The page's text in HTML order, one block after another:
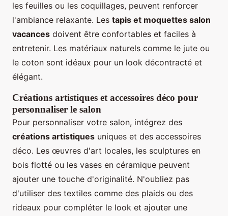
les feuilles ou les coquillages, peuvent renforcer
l'ambiance relaxante. Les tapis et moquettes salon
vacances doivent être confortables et faciles à
entretenir. Les matériaux naturels comme le jute ou
le coton sont idéaux pour un look décontracté et
élégant.
Créations artistiques et accessoires déco pour
personnaliser le salon
Pour personnaliser votre salon, intégrez des
créations artistiques uniques et des accessoires
déco. Les œuvres d'art locales, les sculptures en
bois flotté ou les vases en céramique peuvent
ajouter une touche d'originalité. N'oubliez pas
d'utiliser des textiles comme des plaids ou des
rideaux pour compléter le look et ajouter une